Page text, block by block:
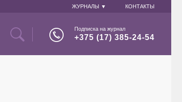
ЖУРНАЛЫ ▼ КОНТАКТЫ
Подписка на журнал
+375 (17) 385-24-54